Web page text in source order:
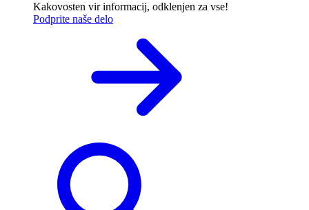
Kakovosten vir informacij, odklenjen za vse!
Podprite naše delo